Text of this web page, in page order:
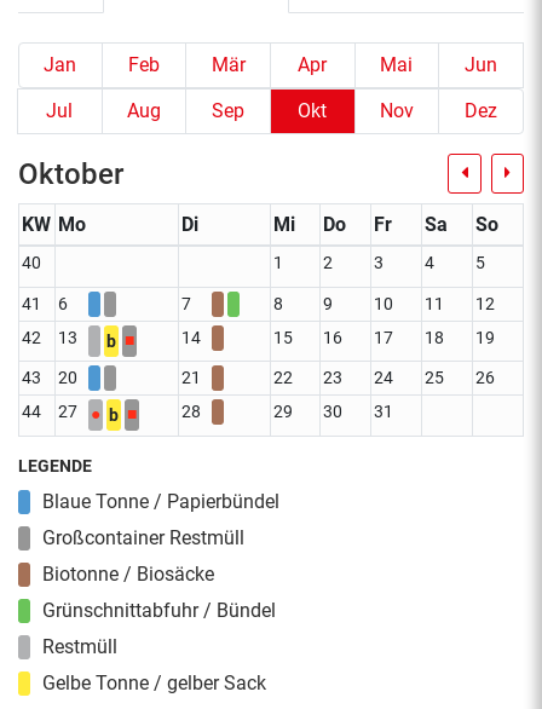
Jan Feb Mär Apr Mai
Jun
Jul
Aug Sep Okt Nov Dez
Oktober
KW Mo Di Mi Do Fr Sa So
40 1 2 3 4 5
41 6 7 8 9 10 11
12
42
13 b ■ 14 15 16 17 18 19
43 20 21 22 23 24 25
26
44
27 ● b ■ 28 29 30 31
LEGENDE
Blaue Tonne / Papierbündel
Großcontainer Restmüll
Biotonne / Biosäcke
Grünschnittabfuhr / Bündel
Restmüll
Gelbe Tonne / gelber Sack